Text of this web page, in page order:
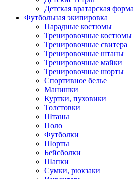
Детская вратарская форма
Футбольная экипировка
Парадные костюмы
Тренировочные костюмы
Тренировочные свитера
Тренировочные штаны
Тренировочные майки
Тренировочные шорты
Спортивное белье
Манишки
Куртки, пуховики
Толстовки
Штаны
Поло
Футболки
Шорты
Бейсболки
Шапки
Сумки, рюкзаки